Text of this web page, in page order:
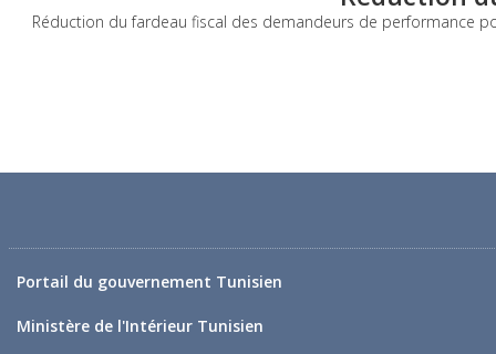
Réduction du fardeau fiscal des demandeurs de performance
Portail du gouvernement Tunisien
Ministère de l'Intérieur Tunisien